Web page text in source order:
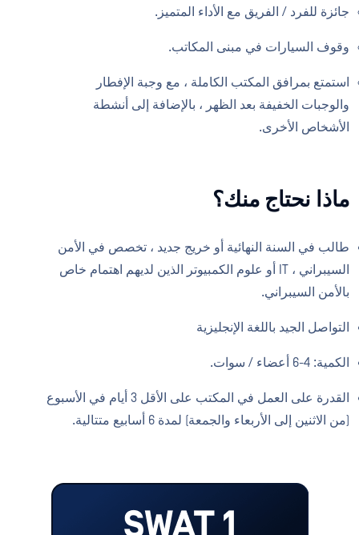
جائزة للفرد / الفريق مع الأداء المتميز.
وقوف السيارات في مبنى المكاتب.
استمتع بمرافق المكتب الكاملة ، مع وجبة الإفطار
والوجبات الخفيفة بعد الظهر ، بالإضافة إلى أنشطة
الأشخاص الأخرى.
ماذا نحتاج منك؟
طالب في السنة النهائية أو خريج جديد ، تخصص في الأمن
السيبراني ، IT أو علوم الكمبيوتر الذين لديهم اهتمام خاص
بالأمن السيبراني.
التواصل الجيد باللغة الإنجليزية
الكمية: 4-6 أعضاء / سوات.
القدرة على العمل في المكتب على الأقل 3 أيام في الأسبوع
(من الاثنين إلى الأربعاء والجمعة) لمدة 6 أسابيع متتالية.